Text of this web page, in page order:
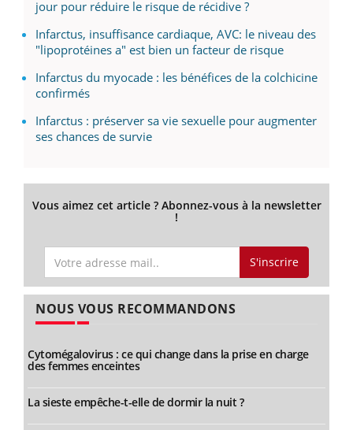
jour pour réduire le risque de récidive ?
Infarctus, insuffisance cardiaque, AVC: le niveau des
"lipoprotéines a" est bien un facteur de risque
Infarctus du myocade : les bénéfices de la colchicine
confirmés
Infarctus : préserver sa vie sexuelle pour augmenter
ses chances de survie
Vous aimez cet article ? Abonnez-vous à la newsletter
!
S'inscrire
NOUS VOUS RECOMMANDONS
Cytomégalovirus : ce qui change dans la prise en charge
des femmes enceintes
La sieste empêche-t-elle de dormir la nuit ?